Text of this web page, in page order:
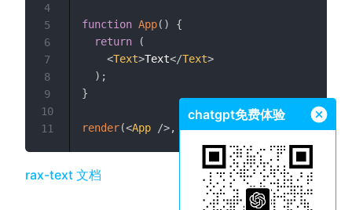
function App( )
{
return
(
<Text>Text</Text>
) ;
}
render(<App />, document.body, { driver:
4
5
6
7
8
9
10
11
rax-text 文档 (opens new window)
chatgpt免费体验